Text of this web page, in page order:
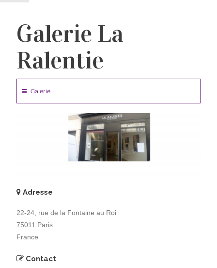
Galerie La
Ralentie
Galerie
Adresse
22-24, rue de la Fontaine au Roi
75011 Paris
France
Contact